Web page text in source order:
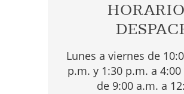
Lunes a viernes de
p.m. y 1:30 p.m. a
de 9:00 a.m. a